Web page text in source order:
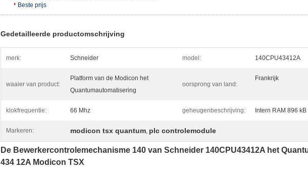
Beste prijs
Gedetailleerde productomschrijving
merk: Schneider model: 140CPU43412A
waaier van product:
Platform van de Modicon het
Quantumautomatisering
oorsprong van land:
Frankrijk
klokfrequentie: 66 Mhz geheugenbeschrijving: Intern RAM 896 kB
Markeren: modicon tsx quantum, plc controlemodule
De Bewerkercontrolemechanisme 140 van Schneider 140CPU43412A het
434 12A Modicon TSX